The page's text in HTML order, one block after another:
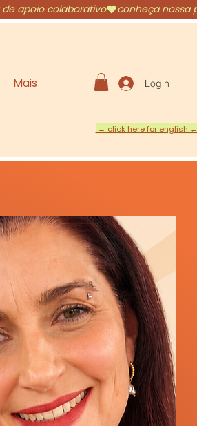
→ click here for english ←
Mais Login